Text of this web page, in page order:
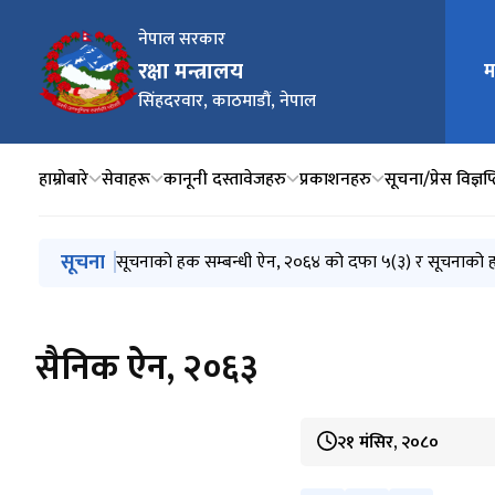
नेपाल सरकार
रक्षा मन्त्रालय
सिंहदरवार, काठमाडौं, नेपाल
मुख्य
हाम्रोबारे सेवाहरू कानूनी दस्तावेजहरु प्रकाशनहरु सूचना/प्रेस
मुख्य नेभिगेसनमा जानुहोस्
सूचना Invitation for Electronic Bids (MoD/2083-084-Bid-
आ.व. २०८२/०८३ को चौथो त्रैमासिक तथा वार्षिक प्रगति
सूचनाको हक सम्बन्धी ऐन, २०६४ को दफा ५(३) र सूचनाको
मन्त्रालयबाट सम्पादित कार्यहरुको मासिक प्रगति विवरण
मन्त्रालयबाट सम्पादित कार्यहरुको मासिक प्रगति विवरण
सैनिक ऐन, २०६३
२१ मंसिर, २०८०